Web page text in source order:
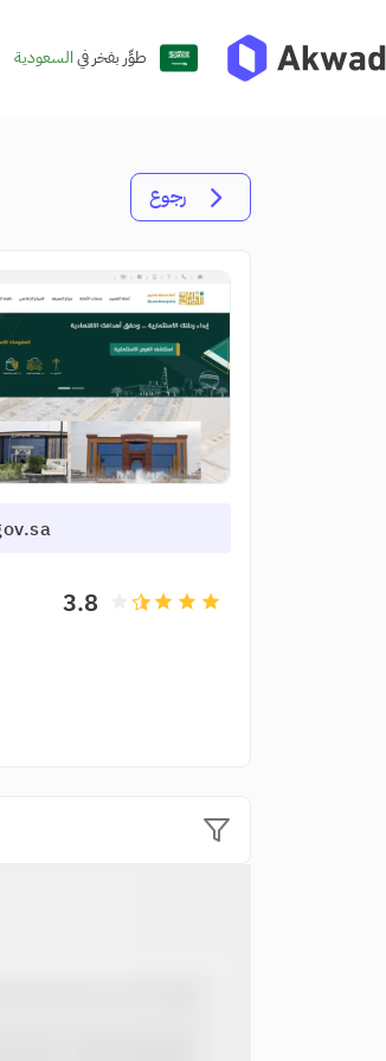
طوِّر بفخر فيالسعودية
رجوع
grade
grade
grade
3.8